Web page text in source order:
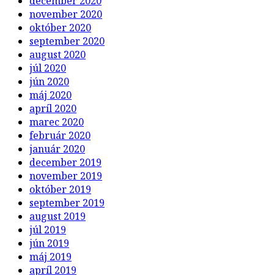
november 2020
október 2020
september 2020
august 2020
júl 2020
jún 2020
máj 2020
apríl 2020
marec 2020
február 2020
január 2020
december 2019
november 2019
október 2019
september 2019
august 2019
júl 2019
jún 2019
máj 2019
apríl 2019